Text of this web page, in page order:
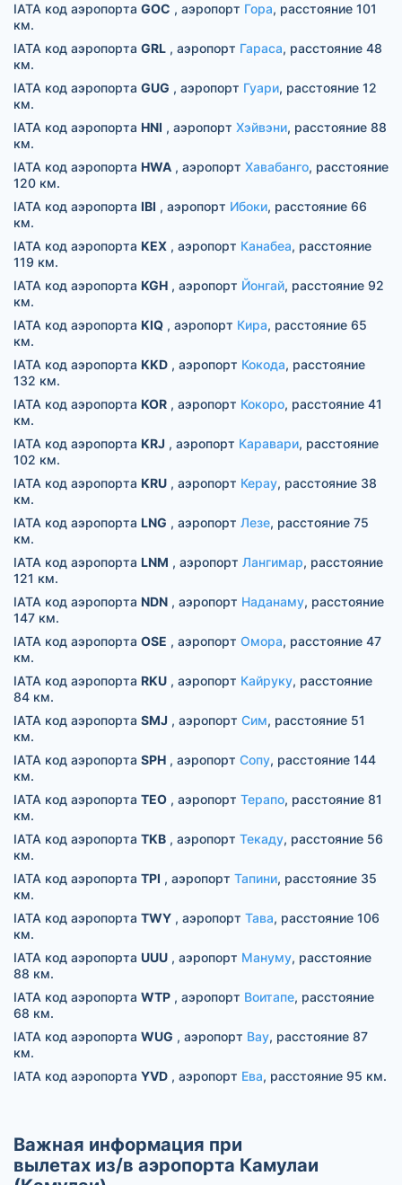
IATA код аэропорта GOC , аэропорт Гора, расстояние 101
км.
IATA код аэропорта GRL , аэропорт Гараса, расстояние 48
км.
IATA код аэропорта GUG , аэропорт Гуари, расстояние 12
км.
IATA код аэропорта HNI , аэропорт Хэйвэни, расстояние 88
км.
IATA код аэропорта HWA , аэропорт Хавабанго, расстояние
120 км.
IATA код аэропорта IBI , аэропорт Ибоки, расстояние 66
км.
IATA код аэропорта KEX , аэропорт Канабеа, расстояние
119 км.
IATA код аэропорта KGH , аэропорт Йонгай, расстояние 92
км.
IATA код аэропорта KIQ , аэропорт Кира, расстояние 65
км.
IATA код аэропорта KKD , аэропорт Кокода, расстояние
132 км.
IATA код аэропорта KOR , аэропорт Кокоро, расстояние 41
км.
IATA код аэропорта KRJ , аэропорт Каравари, расстояние
102 км.
IATA код аэропорта KRU , аэропорт Керау, расстояние 38
км.
IATA код аэропорта LNG , аэропорт Лезе, расстояние 75
км.
IATA код аэропорта LNM , аэропорт Лангимар, расстояние
121 км.
IATA код аэропорта NDN , аэропорт Наданаму, расстояние
147 км.
IATA код аэропорта OSE , аэропорт Омора, расстояние 47
км.
IATA код аэропорта RKU , аэропорт Кайруку, расстояние
84 км.
IATA код аэропорта SMJ , аэропорт Сим, расстояние 51
км.
IATA код аэропорта SPH , аэропорт Сопу, расстояние 144
км.
IATA код аэропорта TEO , аэропорт Терапо, расстояние 81
км.
IATA код аэропорта TKB , аэропорт Текаду, расстояние 56
км.
IATA код аэропорта TPI , аэропорт Тапини, расстояние 35
км.
IATA код аэропорта TWY , аэропорт Тава, расстояние 106
км.
IATA код аэропорта UUU , аэропорт Мануму, расстояние
88 км.
IATA код аэропорта WTP , аэропорт Воитапе, расстояние
68 км.
IATA код аэропорта WUG , аэропорт Вау, расстояние 87
км.
IATA код аэропорта YVD , аэропорт Ева, расстояние 95 км.
Важная информация при
вылетах из/в аэропорта Камулаи